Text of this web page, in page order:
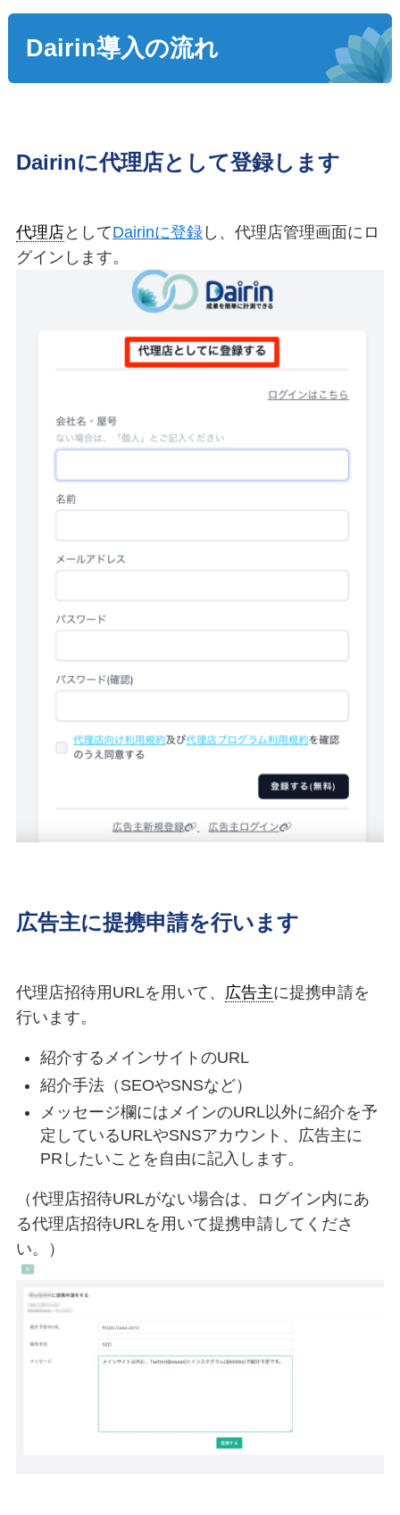
Dairin導入の流れ
Dairinに代理店として登録します
代理店としてDairinに登録し、代理店管理画面にロ
グインします。
広告主に提携申請を行います
代理店招待用URLを用いて、 広告主に提携申請を
行います。
紹介するメインサイトのURL
紹介手法（SEOやSNSなど）
メッセージ欄にはメインのURL以外に紹介を予
定しているURLやSNSアカウント、広告主に
PRしたいことを自由に記入します。
（代理店招待URLがない場合は、ログイン内にあ
る代理店招待URLを用いて提携申請してくださ
い。）